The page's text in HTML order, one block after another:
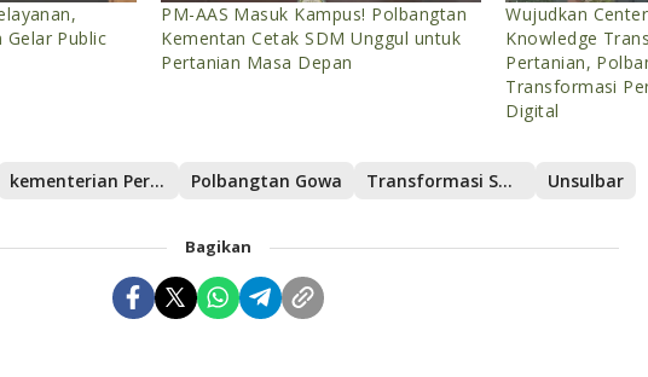
Public
PM-AAS Masuk Kampus! Polbangtan
Kementan Cetak SDM Unggul untuk
Pertanian Masa Depan
Wujudkan
Knowledge
Pertanian,
Transformasi
Digital
kementerian Pertanian Polbangtan Gowa Transformasi SDM Pertanian Unsulbar
Bagikan